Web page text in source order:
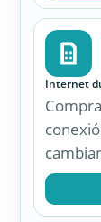
con
fáciles
Alquila